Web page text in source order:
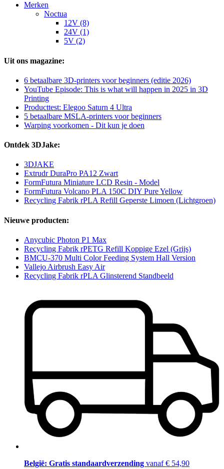
Merken
Noctua
12V (8)
24V (1)
5V (2)
Uit ons magazine:
6 betaalbare 3D-printers voor beginners (editie 2026)
YouTube Episode: This is what will happen in 2025 in 3D
Printing
Producttest: Elegoo Saturn 4 Ultra
5 betaalbare MSLA-printers voor beginners
Warping voorkomen - Dit kun je doen
Ontdek 3DJake:
3DJAKE
Extrudr DuraPro PA12 Zwart
FormFutura Miniature LCD Resin - Model
FormFutura Volcano PLA 150C DIY Pure Yellow
Recycling Fabrik rPLA Refill Geperste Limoen (Lichtgroen)
Nieuwe producten:
Anycubic Photon P1 Max
Recycling Fabrik rPETG Refill Koppige Ezel (Grijs)
BMCU-370 Multi Color Feeding System Hall Version
Vallejo Airbrush Easy Air
Recycling Fabrik rPLA Glinsterend Standbeeld
België: Gratis standaardverzending vanaf € 54,90